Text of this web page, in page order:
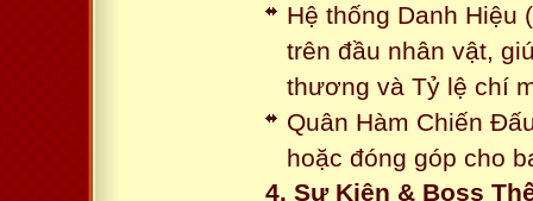
Hệ thống Danh Hiệu
trên đầu nhân vật,
thương và Tỷ lệ chí
Quân Hàm Chiến
hoặc đóng góp cho
4. Sự Kiện & Boss